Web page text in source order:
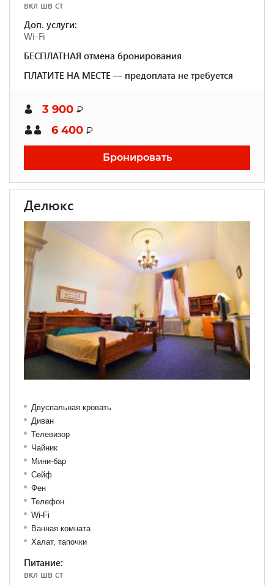
вкл шв ст
Доп. услуги:
Wi-Fi
БЕСПЛАТНАЯ отмена бронирования
ПЛАТИТЕ НА МЕСТЕ — предоплата не требуется
3 900 ₽
6 400 ₽
Бронировать
Делюкс
Двуспальная кровать
Диван
Телевизор
Чайник
Мини-бар
Сейф
Фен
Телефон
Wi-Fi
Ванная комната
Халат, тапочки
Питание:
вкл шв ст